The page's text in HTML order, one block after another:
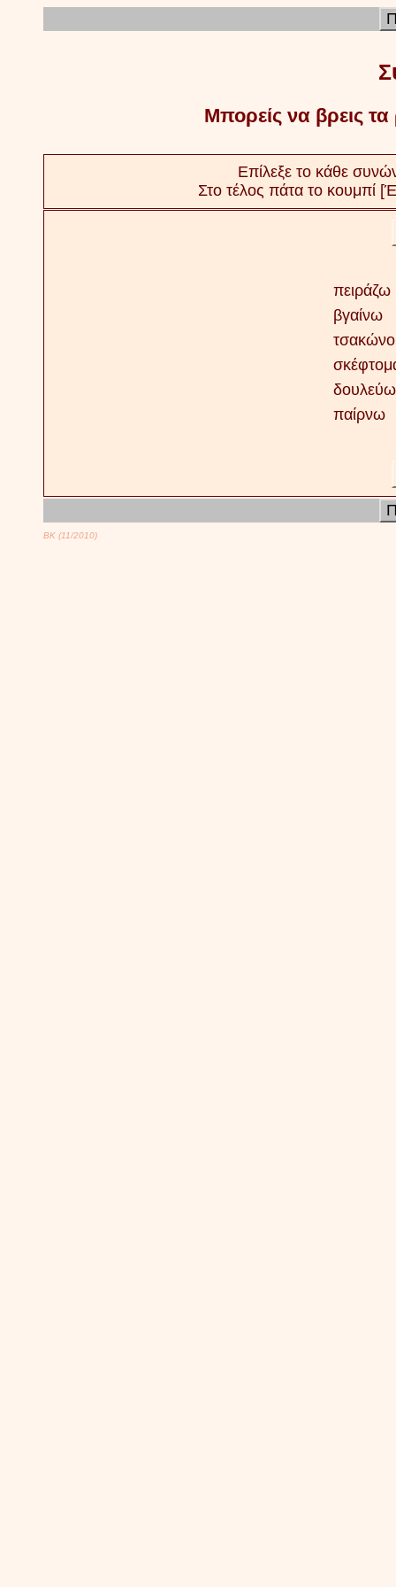
Μπορείς να βρεις
Επίλεξε το κάθε
Στο τέλος πάτα το κουμπί
πειράζω
βγαίνω
δουλεύω
παίρνω
ΒΚ (11/2010)